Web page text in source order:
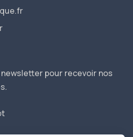
pour recevoir nos